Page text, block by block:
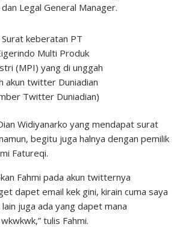
Legal General Manager.
Surat keberatan PT
Multi Produk
(MPI) yang di unggah
akun twitter Duniadian
Twitter Duniadian)
Widiyanarko yang mendapat surat
begitu juga halnya dengan pemilik
Fatureqi.
Fahmi pada akun twitternya
dapet email kek gini, kirain cuma saya
juga ada yang dapet mana
tulis Fahmi.